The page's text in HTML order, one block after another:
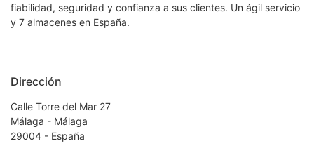
fiabilidad, seguridad y confianza a sus clientes. Un ágil servicio
y 7 almacenes en España.
Dirección
Calle Torre del Mar 27
Málaga - Málaga
29004 - España